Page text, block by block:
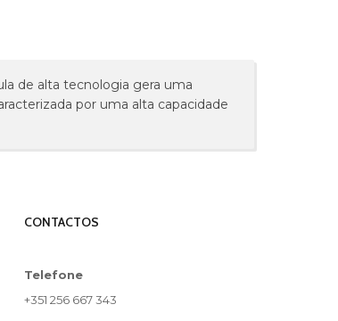
de alta tecnologia gera uma
por uma alta capacidade
CONTACTOS
Telefone
+351 256 667 343